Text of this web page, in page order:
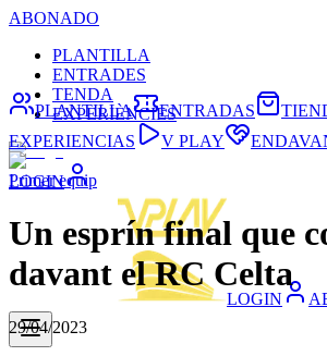
ABONADO
PLANTILLA
ENTRADES
TENDA
EXPERIÈNCIES
LOGIN
LOGIN
PLANTILLA ENTRADAS
EXPERIENCIAS
V PLAY
Primer equip
Un esprín final que
davant el RC Celta
29/04/2023